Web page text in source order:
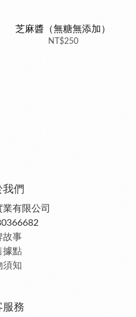
芝麻醬（無糖無添加）
NT$250
我們
有限公司
故事
據點
須知
服務